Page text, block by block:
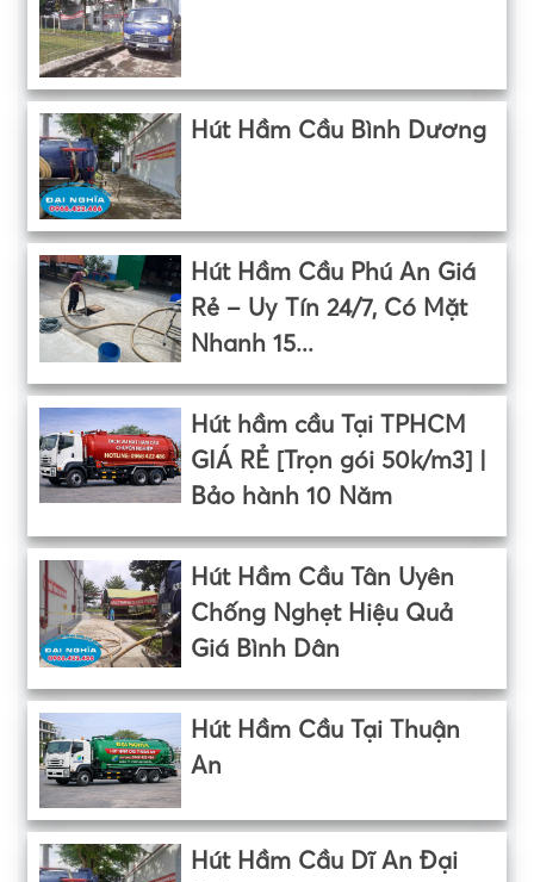
Hút Hầm Cầu Bình Dương
Hút Hầm Cầu Phú An Giá
Rẻ – Uy Tín 24/7, Có Mặt
Nhanh 15...
Hút hầm cầu Tại TPHCM
GIÁ RẺ [Trọn gói 50k/m3] |
Bảo hành 10 Năm
Hút Hầm Cầu Tân Uyên
Chống Nghẹt Hiệu Quả
Giá Bình Dân
Hút Hầm Cầu Tại Thuận
An
Hút Hầm Cầu Dĩ An Đại